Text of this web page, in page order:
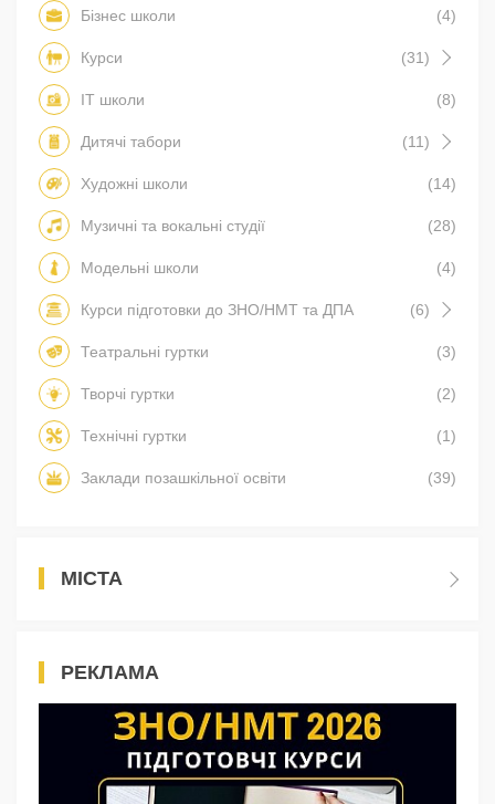
Бізнес школи (4)
Курси (31)
IT школи (8)
Дитячі табори (11)
Художні школи (14)
Музичні та вокальні студії (28)
Модельні школи (4)
Курси підготовки до ЗНО/НМТ та ДПА (6)
Театральні гуртки (3)
Творчі гуртки (2)
Технічні гуртки (1)
Заклади позашкільної освіти (39)
МІСТА
РЕКЛАМА